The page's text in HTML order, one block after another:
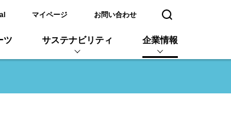
新しいウィンドウで開く
マイページ お問い合わせ 検索窓を開く
ツ サステナビリティ 企業情報